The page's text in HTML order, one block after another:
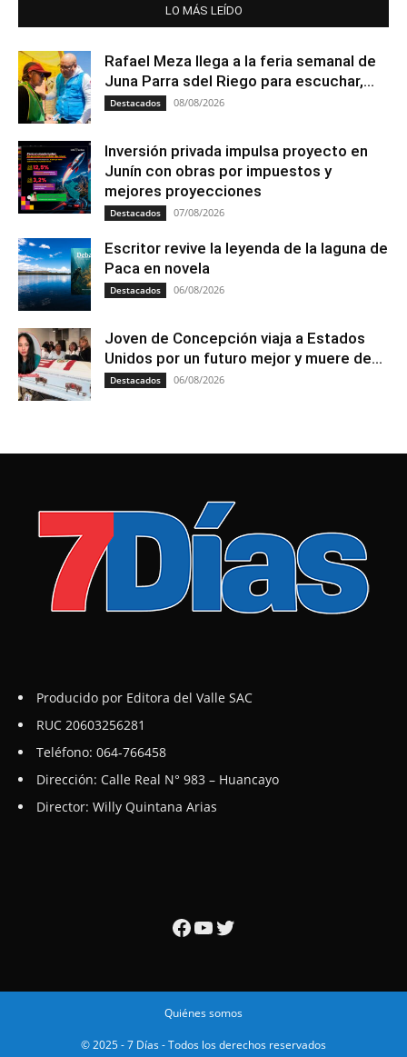
LO MÁS LEÍDO
Rafael Meza llega a la feria semanal de
Juna Parra sdel Riego para escuchar,...
Destacados 08/08/2026
Inversión privada impulsa proyecto en
Junín con obras por impuestos y
mejores proyecciones
Destacados 07/08/2026
Escritor revive la leyenda de la laguna de
Paca en novela
Destacados 06/08/2026
Joven de Concepción viaja a Estados
Unidos por un futuro mejor y muere de...
Destacados 06/08/2026
Producido por Editora del Valle SAC
RUC 20603256281
Teléfono: 064-766458
Dirección: Calle Real N° 983 – Huancayo
Director: Willy Quintana Arias
Facebook
YouTube
Twitter
Quiénes somos
© 2025 - 7 Días - Todos los derechos reservados